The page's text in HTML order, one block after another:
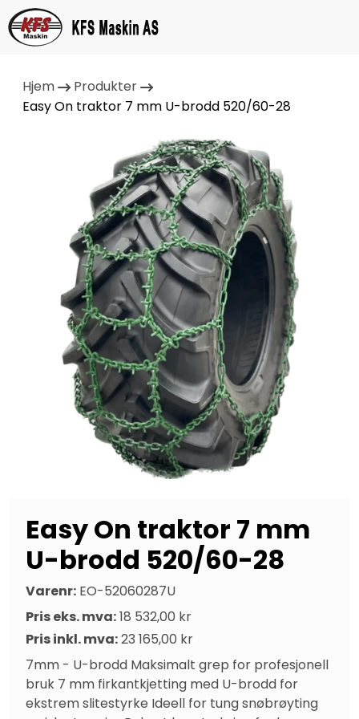
Hjem
Produkter
Easy On traktor 7 mm U-brodd 520/60-28
Easy On traktor 7 mm
U-brodd 520/60-28
Varenr: EO-52060287U
Pris eks. mva:18 532,00 kr
Pris inkl. mva:23 165,00 kr
7mm - U-brodd Maksimalt grep for profesjonell
bruk 7 mm firkantkjetting med U-brodd for
ekstrem slitestyrke Ideell for tung snøbrøyting